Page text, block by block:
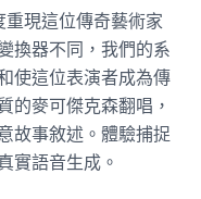
現這位傳奇藝術家
換器不同，我們的系
使這位表演者成為傳
的麥可傑克森翻唱，
故事敘述。體驗捕捉
實語音生成。